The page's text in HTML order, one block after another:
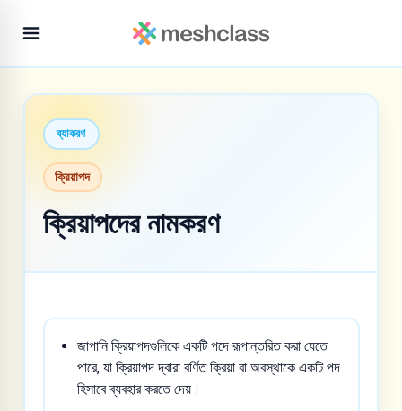
ব্যাকরণ
ক্রিয়াপদ
ক্রিয়াপদের নামকরণ
জাপানি ক্রিয়াপদগুলিকে একটি পদে রূপান্তরিত করা যেতে
পারে, যা ক্রিয়াপদ দ্বারা বর্ণিত ক্রিয়া বা অবস্থাকে একটি পদ
হিসাবে ব্যবহার করতে দেয়।